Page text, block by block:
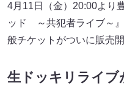
4月11日（金）20:00より
ッド ～共犯者ライブ～
般チケットがついに販売
生ドッキリライブ